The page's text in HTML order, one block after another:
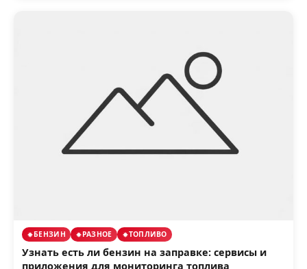
БЕНЗИН РАЗНОЕ ТОПЛИВО
Узнать есть ли бензин на заправке: сервисы и
приложения для мониторинга топлива